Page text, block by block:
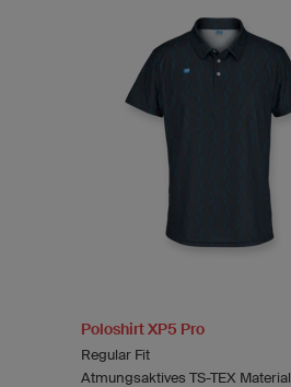
Poloshirt XP5 Pro
Regular Fit
Atmungsaktives TS-TEX Material